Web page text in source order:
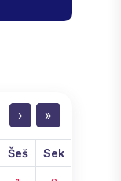
› »
Šeš Sek